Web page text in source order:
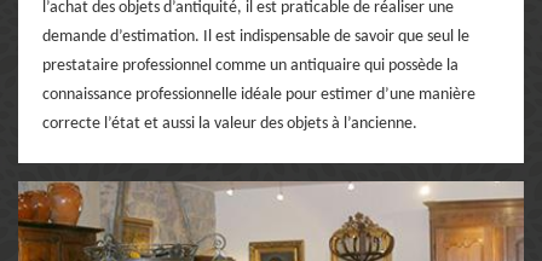
l’achat des objets d’antiquité, il est praticable de réaliser une
demande d’estimation. Il est indispensable de savoir que seul le
prestataire professionnel comme un antiquaire qui possède la
connaissance professionnelle idéale pour estimer d’une manière
correcte l’état et aussi la valeur des objets à l’ancienne.